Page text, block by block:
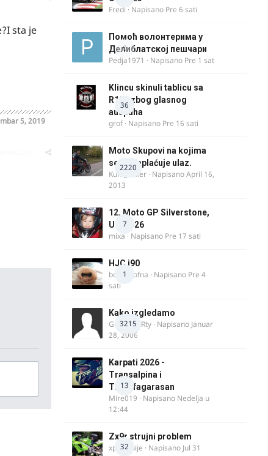
sta je
5, 2019
Fredi · Napisano Pre 6 sati
0
Помоћ волонтерима у
Делиблатској пешчари
Pedja1971 · Napisano Pre 1 sat
36
Klincu skinuli tablicu sa
R125 zbog glasnog
auspuha
grof· Napisano Pre 16 sati
2220
Moto Skupovi na kojima
se ne naplaćuje ulaz.
Kum_Mixer · NapisanoApril 16,
2013
7
12. Moto GP Silverstone,
UK, 2026
mixa · Napisano Pre 17 sati
1
HJC i90
bobi_krofna · Napisano Pre 4
sati
3215
Kako izgledamo
Guest diRRty · Napisano Januar
28, 2006
13
Karpati 2026 -
Transalpina i
Transfagarasan
Mire019 · Napisano Nedelja u
12:44
32
Zx9r strujni problem
xpetronije · Napisano Jul 31